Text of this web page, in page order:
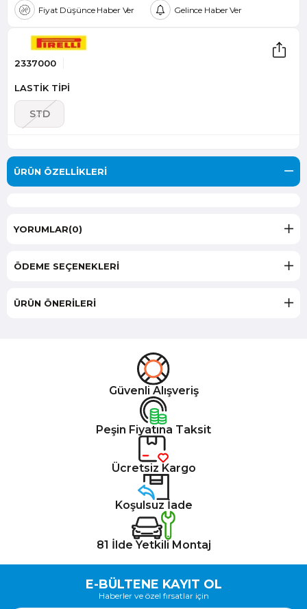
Fiyat Düşünce Haber Ver
Gelince Haber Ver
2337000
LASTİK TİPİ
STD
ÜRÜN ÖZELLIKLERI
YORUMLAR(0)
ÖDEME SEÇENEKLERI
ÜRÜN ÖNERILERI
Güvenli Alışveriş
Peşin Fiyatına Taksit
Ücretsiz Kargo
Koşulsuz İade
81 İlde Yetkili Montaj
E-BÜLTENE KAYIT OL
Haberler ve özel fırsatlar için